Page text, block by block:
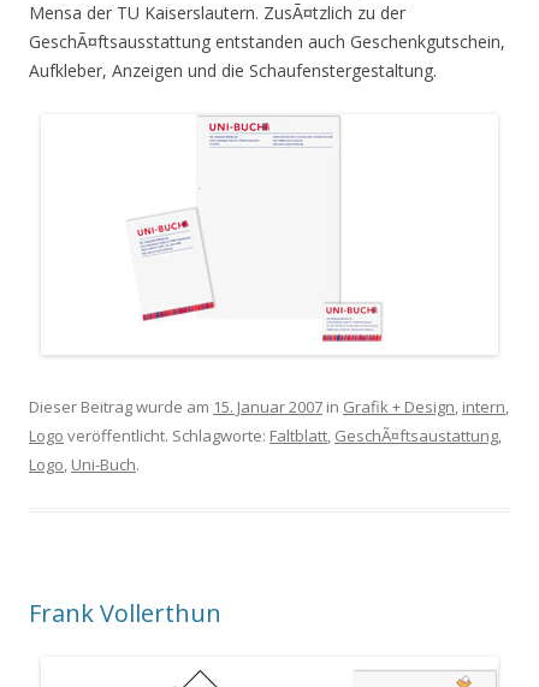
Mensa der TU Kaiserslautern. ZusÃ¤tzlich zu der
GeschÃ¤ftsausstattung entstanden auch Geschenkgutschein,
Aufkleber, Anzeigen und die Schaufenstergestaltung.
Dieser Beitrag wurde am 15. Januar 2007 in Grafik + Design, intern,
Logo veröffentlicht. Schlagworte: Faltblatt, GeschÃ¤ftsaustattung,
Logo, Uni-Buch.
Frank Vollerthun